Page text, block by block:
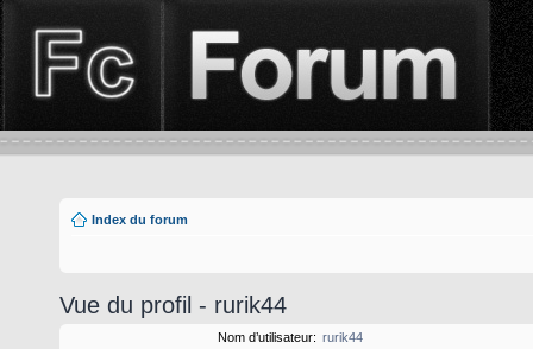
Index du forum
Vue du profil - rurik44
Nom d’utilisateur: rurik44